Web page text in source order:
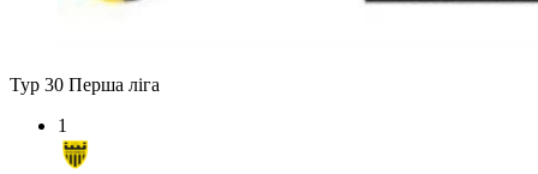
Тур 30 Перша ліга
1